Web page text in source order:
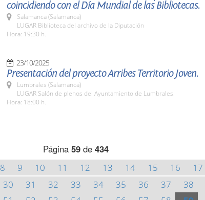
coincidiendo con el Día Mundial de las Bibliotecas.
Salamanca (Salamanca)
LUGAR Biblioteca del archivo de la Diputación
Hora: 19:30 h.
23/10/2025
Presentación del proyecto Arribes Territorio Joven.
Lumbrales (Salamanca)
LUGAR Salón de plenos del Ayuntamiento de Lumbrales.
Hora: 18:00 h.
Página 59 de 434
8 9 10 11 12 13 14 15 16 17
30 31 32 33 34 35 36 37 38